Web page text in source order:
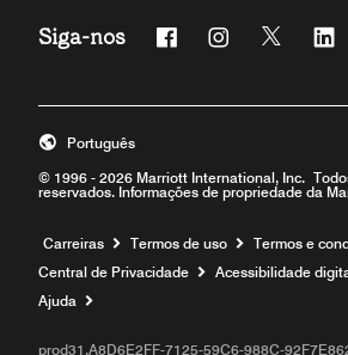
Siga-nos FacebookInstagram
Twitter
© 1996 - 2026 Marriott International, Inc.
reservados. Informações de propriedade da
Português
Carreiras Termos de uso
Termos e
Central de Privacidade
Acessibilidade
Ajuda
prod31,A8D6E2FF-7125-59C6-988C-